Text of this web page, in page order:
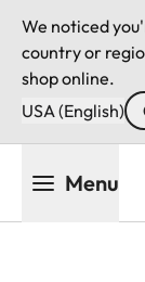
We noticed
country or
shop online.
USA (English)
Menu